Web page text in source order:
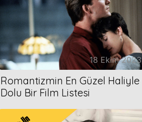
18 Ekim 2023
Romantizmin En Güzel Haliyle
Dolu Bir Film Listesi